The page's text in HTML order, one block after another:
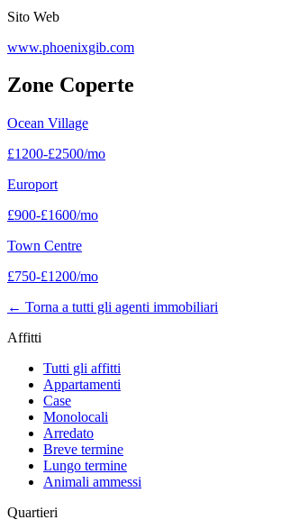
Sito Web
www.phoenixgib.com
Zone Coperte
Ocean Village
£1200-£2500/mo
Europort
£900-£1600/mo
Town Centre
£750-£1200/mo
← Torna a tutti gli agenti immobiliari
Affitti
Tutti gli affitti
Appartamenti
Case
Monolocali
Arredato
Breve termine
Lungo termine
Animali ammessi
Quartieri